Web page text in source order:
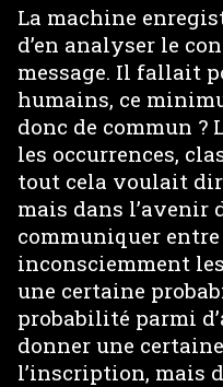
La machine
d’en analyser le
message. Il fallait
humains, ce
donc de commun ?
les occurrences,
tout cela voulait
mais dans l’avenir
communiquer
inconsciemment
une certaine
probabilité parmi
donner une
l’inscription, mais